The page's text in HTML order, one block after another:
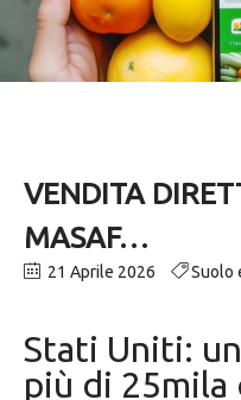
VENDITA
MASAF…
21 Aprile 2026 Suolo
Stati Uniti:
più di